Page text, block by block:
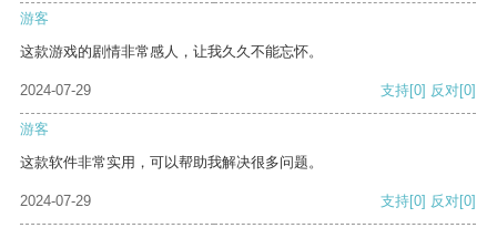
游客
这款游戏的剧情非常感人，让我久久不能忘怀。
2024-07-29 支持[0] 反对[0]
游客
这款软件非常实用，可以帮助我解决很多问题。
2024-07-29 支持[0] 反对[0]